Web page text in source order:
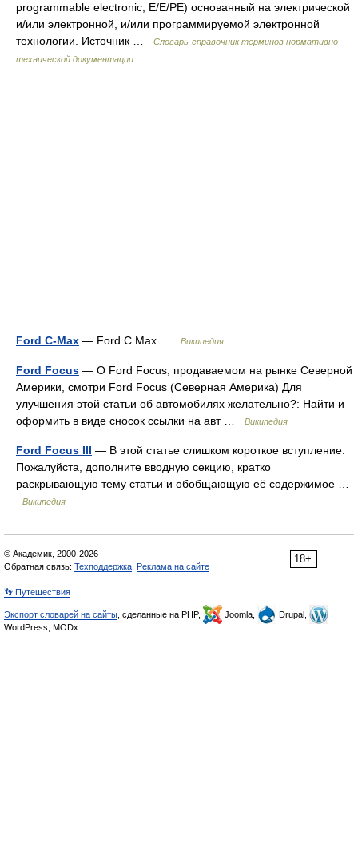
programmable electronic; Е/Е/РЕ) основанный на электрической
и/или электронной, и/или программируемой электронной
технологии. Источник …
Словарь-справочник терминов нормативно-
технической документации
Ford C-Max — Ford C Max … Википедия
Ford Focus — О Ford Focus, продаваемом на рынке Северной
Америки, смотри Ford Focus (Северная Америка) Для
улучшения этой статьи об автомобилях желательно?: Найти и
оформить в виде сносок ссылки на авт …
Википедия
Ford Focus III — В этой статье слишком короткое вступление.
Пожалуйста, дополните вводную секцию, кратко
раскрывающую тему статьи и обобщающую её содержимое …
Википедия
18+
© Академик, 2000-2026
Обратная связь: Техподдержка Реклама на сайте
👣 Путешествия
Экспорт словарей на сайты , сделанные на PHP, Joomla,
Drupal,
WordPress, MODx.